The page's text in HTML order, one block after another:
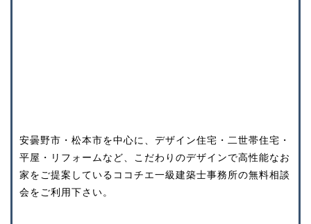
安曇野市・松本市を中心に、デザイン住宅・二世帯住宅・
平屋・リフォームなど、こだわりのデザインで高性能なお
家をご提案しているココチエ一級建築士事務所の無料相談
会をご利用下さい。